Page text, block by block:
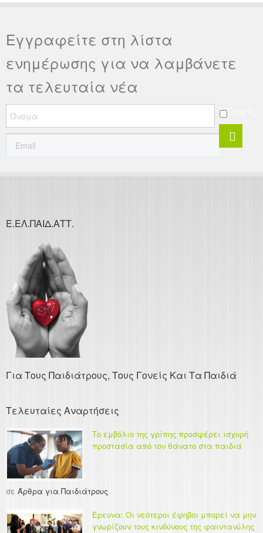
Εγγραφείτε στη λίστα
ενημέρωσης για να λαμβάνετε
τα τελευταία νέα
Γονείς
Ε.ΕΛ.ΠΑΙΔ.ΑΤΤ.
Για Τους Παιδιάτρους, Τους Γονείς Και Τα Παιδιά
Τελευταίες Αναρτήσεις
Το εμβόλιο της γρίπης προσφέρει ισχυρή
προστασία από τον θάνατο στα παιδιά
σε Άρθρα για Παιδιάτρους
Έρευνα: Οι νεότεροι έφηβοι μπορεί να μην
γνωρίζουν τους κινδύνους της φαιντανύλης